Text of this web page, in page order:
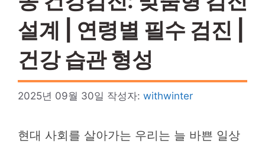
설계 | 연령별 필수 검진 |
건강 습관 형성
2025년 09월 30일 작성자: withwinter
현대 사회를 살아가는 우리는 늘 바쁜 일상